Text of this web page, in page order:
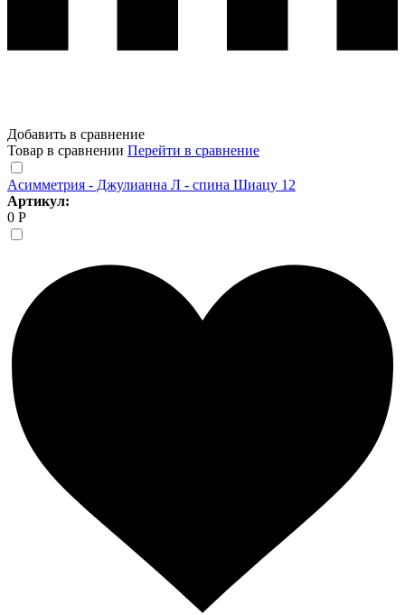
Добавить в сравнение
Товар в сравнении Перейти в сравнение
Асимметрия - Джулианна Л - спина Шиацу 12
Артикул:
0 Р